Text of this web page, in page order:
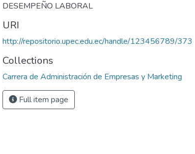
DESEMPEÑO LABORAL
URI
http://repositorio.upec.edu.ec/handle/123456789/373
Collections
Carrera de Administración de Empresas y Marketing
Full item page